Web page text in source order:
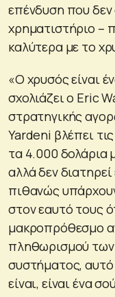
επένδυση που δεν
χρηματιστήριο –
καλύτερα με το
«Ο χρυσός είναι
σχολιάζει ο Eric
στρατηγικής
Yardeni βλέπει
τα 4.000 δολάρια
αλλά δεν
πιθανώς
στον εαυτό τους
μακροπρόθεσμο
πληθωρισμού
συστήματος,
είναι, είναι ένα